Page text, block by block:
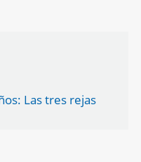
Las tres rejas